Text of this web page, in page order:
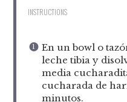
INSTRUCTIONS
En un bowl o
leche tibia y
media
cucharada de
minutos.